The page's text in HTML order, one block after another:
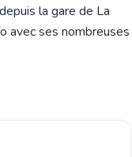
la gare de La
avec ses nombreuses